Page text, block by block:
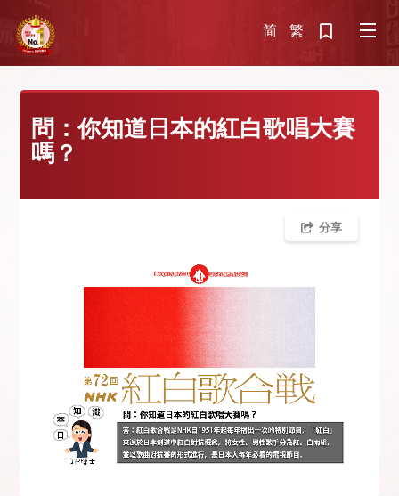
简 繁
問：你知道日本的紅白歌唱大賽
嗎？
分享